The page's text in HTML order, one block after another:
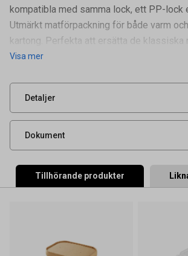
kompatibla med samma lock, ett PP-lock
Utmärkt matförpackning för både varm
kartong. Perfekta att ersätta de klassiska r
Visa mer
Detaljer
Artikelnummer
Volym
Leverantörens
UNSPSC
Dokument
Produktdatablad
Tillhörande produkter